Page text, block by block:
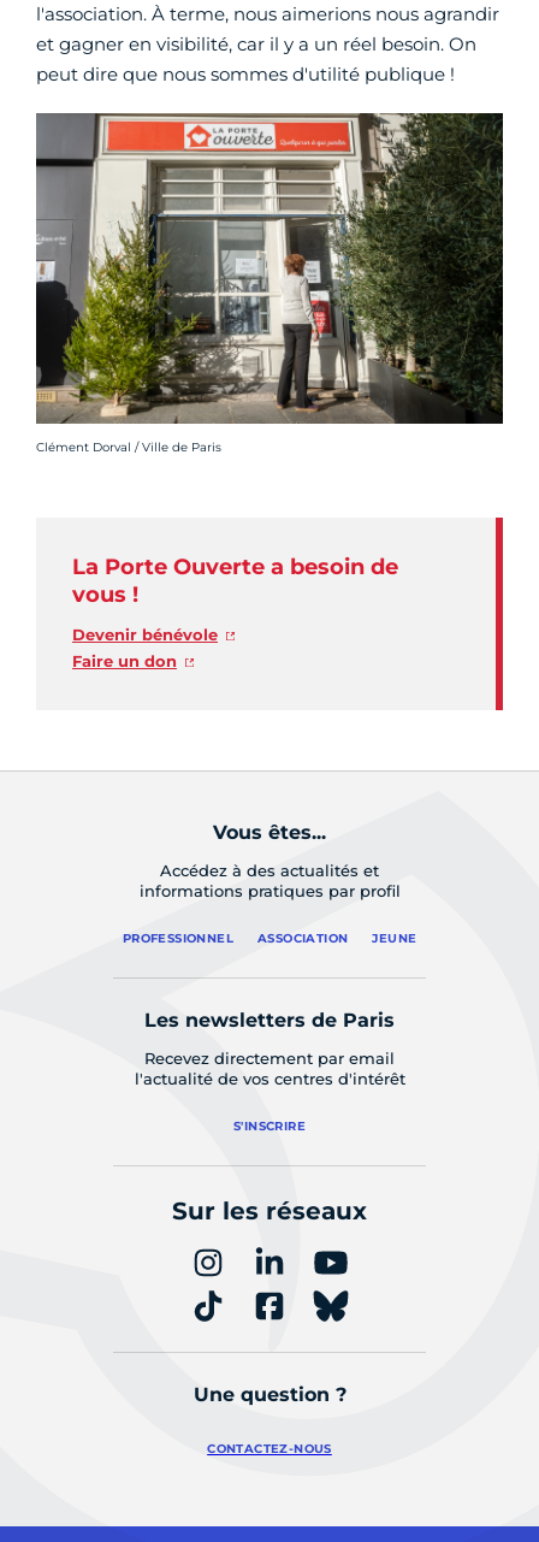
l'association. À terme, nous aimerions nous agrandir
et gagner en visibilité, car il y a un réel besoin. On
peut dire que nous sommes d'utilité publique !
Crédit photo :
Clément Dorval / Ville de Paris
La Porte Ouverte a besoin de
vous !
Devenir bénévole
Faire un don
Vous êtes...
Accédez à des actualités et
informations pratiques par profil
PROFESSIONNEL ASSOCIATION JEUNE
Les newsletters de Paris
Recevez directement par email
l'actualité de vos centres d'intérêt
S'INSCRIRE
Sur les réseaux
Une question ?
CONTACTEZ-NOUS